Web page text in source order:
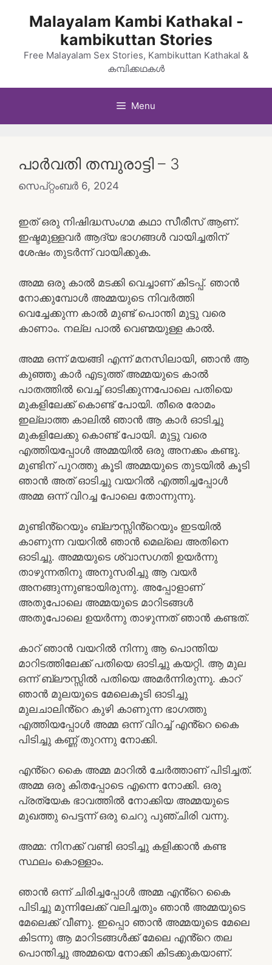
Malayalam Kambi Kathakal -
kambikuttan Stories
Free Malayalam Sex Stories, Kambikuttan Kathakal &
കമ്പിക്കഥകൾ
Menu
പാർവതി തമ്പുരാട്ടി – 3
സെപ്റ്റംബർ 6, 2024
ഇത് ഒരു നിഷിദ്ധസംഗമ കഥാ സീരീസ് ആണ്.
ഇഷ്ടമുള്ളവർ ആദ്യ ഭാഗങ്ങൾ വായിച്ചതിന്
ശേഷം തുടർന്ന് വായിക്കുക.
അമ്മ ഒരു കാൽ മടക്കി വെച്ചാണ് കിടപ്പ്. ഞാൻ
നോക്കുമ്പോൾ അമ്മയുടെ നിവർത്തി
വെച്ചേക്കുന്ന കാൽ മുണ്ട് പൊന്തി മുട്ടു വരെ
കാണാം. നല്ല പാൽ വെണ്മയുള്ള കാൽ.
അമ്മ ഒന്ന് മയങ്ങി എന്ന് മനസിലായി, ഞാൻ ആ
കുഞ്ഞു കാർ എടുത്ത് അമ്മയുടെ കാൽ
പാതത്തിൽ വെച്ച് ഓടിക്കുന്നപോലെ പതിയെ
മുകളിലേക്ക് കൊണ്ട് പോയി. തീരെ രോമം
ഇല്ലാത്ത കാലിൽ ഞാൻ ആ കാർ ഓടിച്ചു
മുകളിലേക്കു കൊണ്ട് പോയി. മുട്ടു വരെ
എത്തിയപ്പോൾ അമ്മയിൽ ഒരു അനക്കം കണ്ടു.
മുണ്ടിന് പുറത്തു കൂടി അമ്മയുടെ തുടയിൽ കൂടി
ഞാൻ അത് ഓടിച്ചു വയറിൽ എത്തിച്ചപ്പോൾ
അമ്മ ഒന്ന് വിറച്ച പോലെ തോന്നുന്നു.
മുണ്ടിൻ്റെയും ബ്ലൗസ്സിൻ്റെയും ഇടയിൽ
കാണുന്ന വയറിൽ ഞാൻ മെല്ലെ അതിനെ
ഓടിച്ചു. അമ്മയുടെ ശ്വാസഗതി ഉയർന്നു
താഴുന്നതിനു അനുസരിച്ചു ആ വയർ
അനങ്ങുന്നുണ്ടായിരുന്നു. അപ്പോളാണ്
അതുപോലെ അമ്മയുടെ മാറിടങ്ങൾ
അതുപോലെ ഉയർന്നു താഴുന്നത് ഞാൻ കണ്ടത്.
കാറ് ഞാൻ വയറിൽ നിന്നു ആ പൊന്തിയ
മാറിടത്തിലേക്ക് പതിയെ ഓടിച്ചു കയറ്റി. ആ മുല
ഒന്ന് ബ്ലൗസ്സിൽ പതിയെ അമർന്നിരുന്നു. കാറ്
ഞാൻ മുലയുടെ മേലെകൂടി ഓടിച്ചു
മുലചാലിൻ്റെ കുഴി കാണുന്ന ഭാഗത്തു
എത്തിയപ്പോൾ അമ്മ ഒന്ന് വിറച്ച് എൻ്റെ കൈ
പിടിച്ചു കണ്ണ് തുറന്നു നോക്കി.
എൻ്റെ കൈ അമ്മ മാറിൽ ചേർത്താണ് പിടിച്ചത്.
അമ്മ ഒരു കിതപ്പോടെ എന്നെ നോക്കി. ഒരു
പ്രത്യേക ഭാവത്തിൽ നോക്കിയ അമ്മയുടെ
മുഖത്തു പെട്ടന്ന് ഒരു ചെറു പുഞ്ചിരി വന്നു.
അമ്മ: നിനക്ക് വണ്ടി ഓടിച്ചു കളിക്കാൻ കണ്ട
സ്ഥലം കൊള്ളാം.
ഞാൻ ഒന്ന് ചിരിച്ചപ്പോൾ അമ്മ എൻ്റെ കൈ
പിടിച്ചു മുന്നിലേക്ക് വലിച്ചതും ഞാൻ അമ്മയുടെ
മേലെക്ക് വീണു. ഇപ്പൊ ഞാൻ അമ്മയുടെ മേലെ
കിടന്നു ആ മാറിടങ്ങൾക്ക് മേലെ എൻ്റെ തല
പൊന്തിച്ചു അമ്മയെ നോക്കി കിടക്കുകയാണ്.